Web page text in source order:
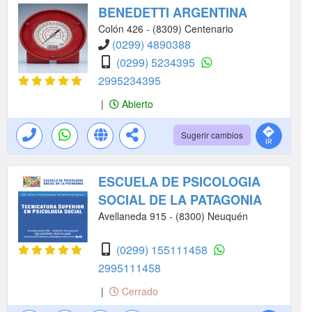
BENEDETTI ARGENTINA
Colón 426 - (8309) Centenario
(0299) 4890388
(0299) 5234395
2995234395
| Abierto
Sugerir cambios
ESCUELA DE PSICOLOGIA
SOCIAL DE LA PATAGONIA
Avellaneda 915 - (8300) Neuquén
(0299) 155111458
2995111458
| Cerrado